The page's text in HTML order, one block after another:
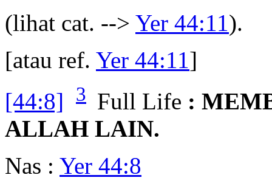
(lihat cat. --> Yer 44:11).
[atau ref. Yer 44:11]
[44:8]
3 Full Life :
ALLAH LAIN.
Nas : Yer 44:8